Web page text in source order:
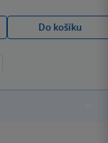
Do košíku